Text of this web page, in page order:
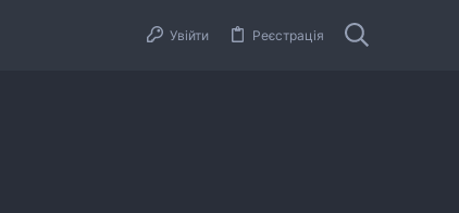
Увійти Реєстрація